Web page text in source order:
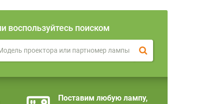
воспользуйтесь поиском
Поставим любую лампу,